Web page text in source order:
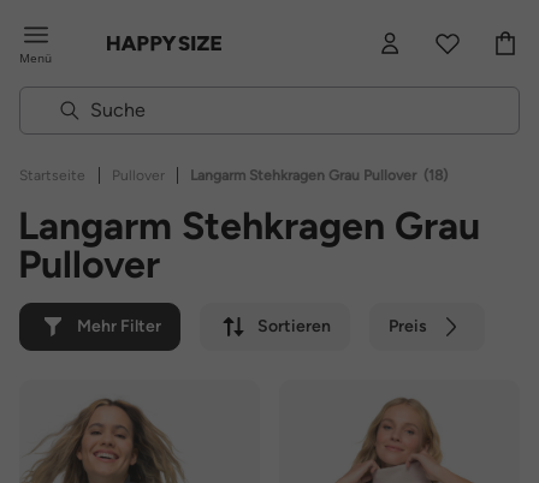
Menü
Startseite | Pullover | Langarm Stehkragen Grau Pullover (18)
Langarm Stehkragen Grau
Pullover
Mehr Filter Sortieren Preis